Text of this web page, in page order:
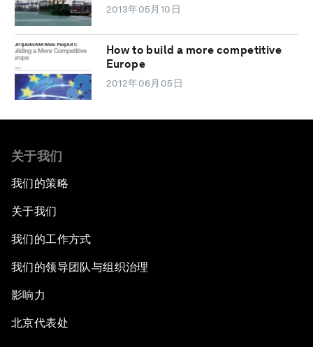
2013年05月10日
How to build a more competitive
Europe
2012年06月05日
关于我们
我们的策略
关于我们
我们的工作方式
我们的领导团队与组织治理
影响力
北京代表处